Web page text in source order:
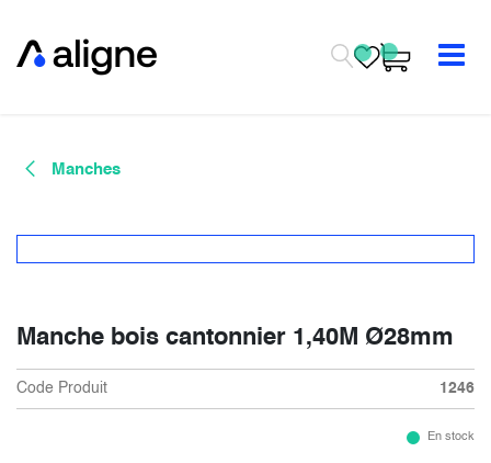
Manches
Manche bois cantonnier 1,40M Ø28mm
Code Produit 1246
En stock